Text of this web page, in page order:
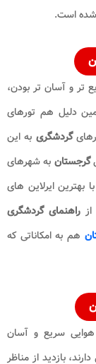
شده است.
تر و آسان تر بودن،
دلیل هم تورهای
گردشگری به این
گرجستان به شهرهای
بهترین ایرلاین های
ازراهنمای گردشگری
هم به امکاناتی که
هوایی سریع و آسان
بازدید از مناظر